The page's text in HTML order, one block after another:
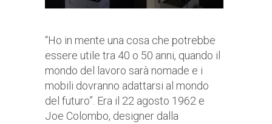
“Ho in mente una cosa che potrebbe
essere utile tra 40 o 50 anni, quando il
mondo del lavoro sarà nomade e i
mobili dovranno adattarsi al mondo
del futuro”. Era il 22 agosto 1962 e
Joe Colombo, designer dalla